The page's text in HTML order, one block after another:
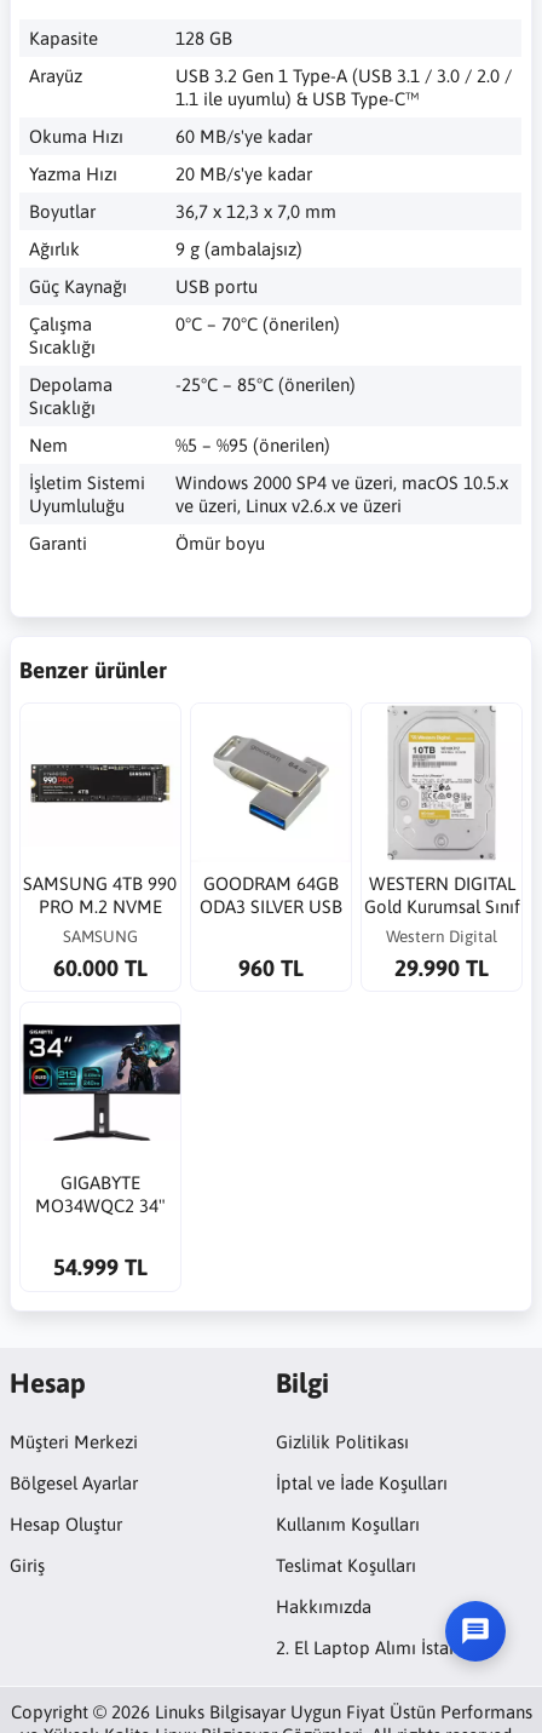
Kapasite
128 GB
Arayüz
USB 3.2 Gen 1 Type-A (USB 3.1 / 3.0 / 2.0 /
1.1 ile uyumlu) & USB Type-C™
Okuma Hızı
60 MB/s'ye kadar
Yazma Hızı
20 MB/s'ye kadar
Boyutlar
36,7 x 12,3 x 7,0 mm
Ağırlık
9 g (ambalajsız)
Güç Kaynağı
USB portu
Çalışma
Sıcaklığı
0°C – 70°C (önerilen)
Depolama
Sıcaklığı
-25°C – 85°C (önerilen)
Nem
%5 – %95 (önerilen)
İşletim Sistemi
Uyumluluğu
Windows 2000 SP4 ve üzeri, macOS 10.5.x
ve üzeri, Linux v2.6.x ve üzeri
Garanti
Ömür boyu
Benzer ürünler
SAMSUNG 4TB 990
PRO M.2 NVME
SSD 7450/6900
MZ-V9P4T0BW
SAMSUNG
60.000 TL
GOODRAM 64GB
ODA3 SILVER USB
960 TL
WESTERN DIGITAL
Gold Kurumsal Sınıf
SATA HDD 10TB
Western Digital
29.990 TL
GIGABYTE
MO34WQC2 34"
Curved Gaming
54.999 TL
Hesap
Müşteri Merkezi
Bölgesel Ayarlar
Hesap Oluştur
Giriş
Bilgi
Gizlilik Politikası
İptal ve İade Koşulları
Kullanım Koşulları
Teslimat Koşulları
Hakkımızda
2. El Laptop Alımı İstanbul
Copyright © 2026 Linuks Bilgisayar Uygun Fiyat Üstün Performans